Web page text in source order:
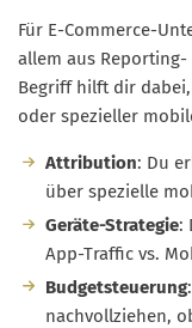
Für E-Commerce-
allem aus
Begriff hilft dir
oder spezieller
Attribution: Du
über spezielle
Geräte-Strategie:
App-Traffic vs.
Budgetsteuerung
nachvollziehen,